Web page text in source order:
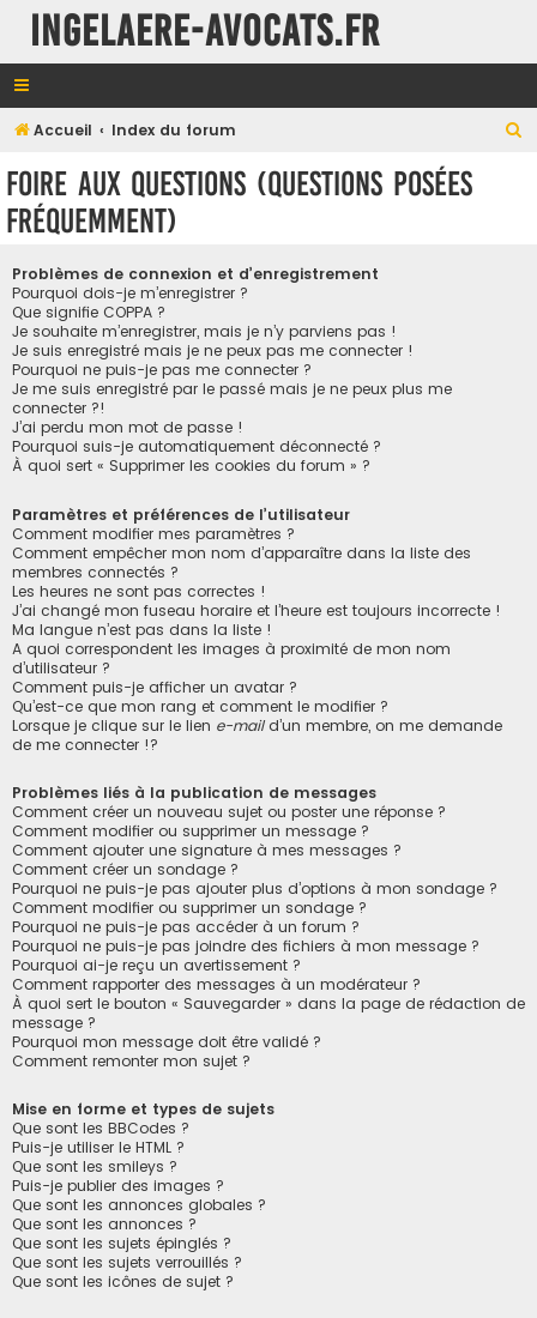
INGELAERE-AVOCATS.FR
Accueil Index du forum
Foire aux questions (Questions posées
fréquemment)
Problèmes de connexion et d’enregistrement
Pourquoi dois-je m’enregistrer ?
Que signifie COPPA ?
Je souhaite m’enregistrer, mais je n’y parviens pas !
Je suis enregistré mais je ne peux pas me connecter !
Pourquoi ne puis-je pas me connecter ?
Je me suis enregistré par le passé mais je ne peux plus me
connecter ?!
J’ai perdu mon mot de passe !
Pourquoi suis-je automatiquement déconnecté ?
À quoi sert « Supprimer les cookies du forum » ?
Paramètres et préférences de l’utilisateur
Comment modifier mes paramètres ?
Comment empêcher mon nom d’apparaître dans la liste des
membres connectés ?
Les heures ne sont pas correctes !
J’ai changé mon fuseau horaire et l’heure est toujours incorrecte !
Ma langue n’est pas dans la liste !
A quoi correspondent les images à proximité de mon nom
d’utilisateur ?
Comment puis-je afficher un avatar ?
Qu’est-ce que mon rang et comment le modifier ?
Lorsque je clique sur le lien e-maild’un membre, on me demande
de me connecter !?
Problèmes liés à la publication de messages
Comment créer un nouveau sujet ou poster une réponse ?
Comment modifier ou supprimer un message ?
Comment ajouter une signature à mes messages ?
Comment créer un sondage ?
Pourquoi ne puis-je pas ajouter plus d’options à mon sondage ?
Comment modifier ou supprimer un sondage ?
Pourquoi ne puis-je pas accéder à un forum ?
Pourquoi ne puis-je pas joindre des fichiers à mon message ?
Pourquoi ai-je reçu un avertissement ?
Comment rapporter des messages à un modérateur ?
À quoi sert le bouton « Sauvegarder » dans la page de rédaction de
message ?
Pourquoi mon message doit être validé ?
Comment remonter mon sujet ?
Mise en forme et types de sujets
Que sont les BBCodes ?
Puis-je utiliser le HTML ?
Que sont les smileys ?
Puis-je publier des images ?
Que sont les annonces globales ?
Que sont les annonces ?
Que sont les sujets épinglés ?
Que sont les sujets verrouillés ?
Que sont les icônes de sujet ?